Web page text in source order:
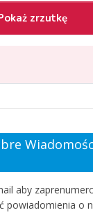
aby
powiadomienia o